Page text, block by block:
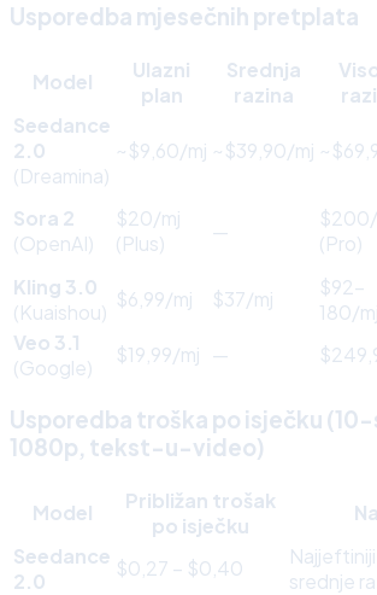
Usporedba mjesečnih pretplata
Model
Ulazni
plan
Srednja
razina
Seedance
2.0
(Dreamina)
~$9,60/mj ~$39,90/mj
Sora 2
(OpenAI)
$20/mj
(Plus)
—
(Pro)
Kling 3.0
(Kuaishou)
$6,99/mj $37/mj
$92–
180/mj
Veo 3.1
(Google)
$19,99/mj —
Usporedba troška po isječku
1080p, tekst-u-video)
Model
Približan trošak
po isječku
Seedance
2.0
$0,27 – $0,40
srednje